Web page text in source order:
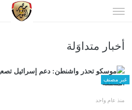
الى
أخبار متداوَلة
غير مصنف
منذ عام واحد